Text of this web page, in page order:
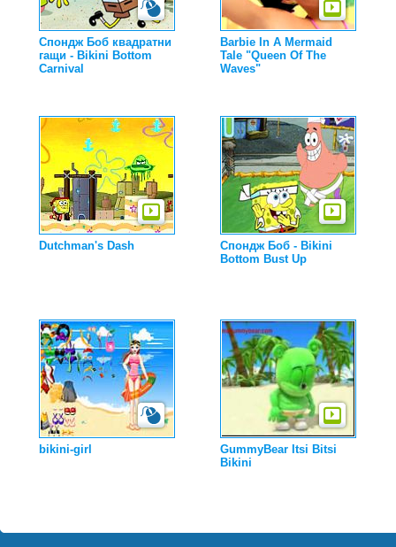
Спондж Боб квадратни
гащи - Bikini Bottom
Carnival
Barbie In A Mermaid
Tale "Queen Of The
Waves"
Dutchman's Dash
Спондж Боб - Bikini
Bottom Bust Up
bikini-girl
GummyBear Itsi Bitsi
Bikini